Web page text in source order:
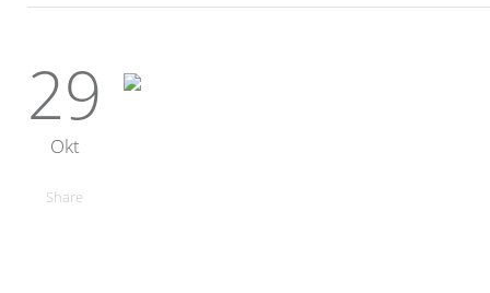
29
Okt
Share